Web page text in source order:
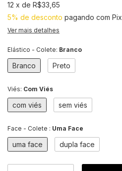
12 x de R$33,65
5% de desconto pagando com Pix
Ver mais detalhes
Elástico - Colete: Branco
Branco Preto
Viés: Com Viés
com viés sem viés
Face - Colete : Uma Face
uma face dupla face